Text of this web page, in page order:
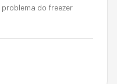
do freezer